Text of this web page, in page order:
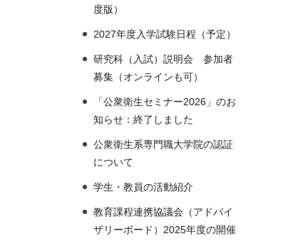
度版）
2027年度入学試験日程（予定）
研究科（入試）説明会 参加者
募集（オンラインも可）
「公衆衛生セミナー2026」のお
知らせ：終了しました
公衆衛生系専門職大学院の認証
について
学生・教員の活動紹介
教育課程連携協議会（アドバイ
ザリーボード）2025年度の開催